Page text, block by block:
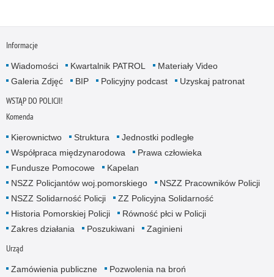
Informacje
Wiadomości Kwartalnik PATROL
Materiały Video
Galeria Zdjęć
BIP Policyjny podcast Uzyskaj patronat
WSTĄP DO POLICJI!
Komenda
Kierownictwo Struktura
Jednostki podległe
Współpraca międzynarodowa
Prawa człowieka
Fundusze Pomocowe
Kapelan
NSZZ Policjantów woj.pomorskiego
NSZZ Pracowników Policji
NSZZ Solidarność Policji
ZZ Policyjna Solidarność
Historia Pomorskiej Policji
Równość płci w Policji
Zakres działania
Poszukiwani Zaginieni
Urząd
Zamówienia publiczne
Pozwolenia na broń